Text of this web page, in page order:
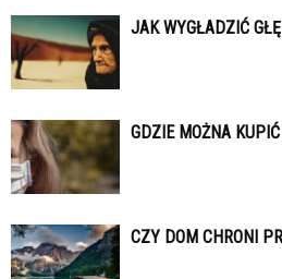
JAK WYGŁADZIĆ
GDZIE MOŻNA
CZY DOM CHRONI